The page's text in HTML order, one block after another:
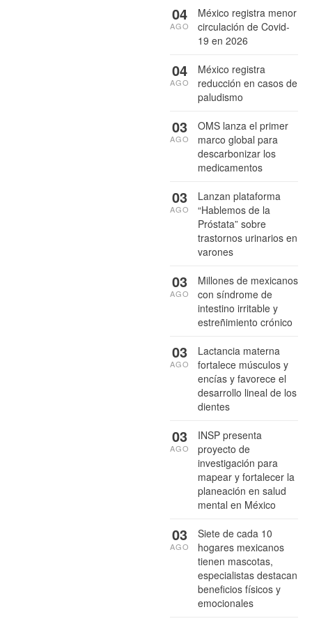
México registra menor
circulación de Covid-
19 en 2026
04
AGO
México registra
reducción en casos de
paludismo
04
AGO
OMS lanza el primer
marco global para
descarbonizar los
medicamentos
03
AGO
Lanzan plataforma
“Hablemos de la
Próstata” sobre
trastornos urinarios en
varones
03
AGO
Millones de mexicanos
con síndrome de
intestino irritable y
estreñimiento crónico
03
AGO
Lactancia materna
fortalece músculos y
encías y favorece el
desarrollo lineal de los
dientes
03
AGO
INSP presenta
proyecto de
investigación para
mapear y fortalecer la
planeación en salud
mental en México
03
AGO
Siete de cada 10
hogares mexicanos
tienen mascotas,
especialistas destacan
beneficios físicos y
emocionales
03
AGO